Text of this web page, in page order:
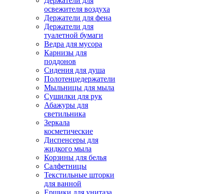
освежителя воздуха
Держатели для фена
Держатели для
туалетной бумаги
Ведра для мусора
Карнизы для
поддонов
Сидения для душа
Полотенцедержатели
Мыльницы для мыла
Сушилки для рук
Абажуры для
светильника
Зеркала
косметические
Диспенсеры для
жидкого мыла
Корзины для белья
Салфетницы
Текстильные шторки
для ванной
Ершики для унитаза